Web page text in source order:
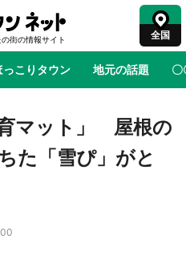
全国
っこりタウン 地元の話題 〇
の時はありがとう 物語がはじ
クネスが栃木県を征服！？ 県
「聖地」が生産されてます
マット」 屋根の
た「雪ぴ」がと